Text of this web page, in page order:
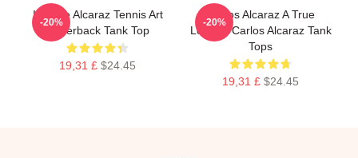
Intense Alcaraz Tennis Art
Racerback Tank Top
19,31 £ $24.45
-20%
Carlos Alcaraz A True
Legend Carlos Alcaraz Tank
Tops
19,31 £ $24.45
-20%